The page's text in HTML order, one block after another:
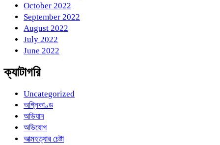
October 2022
September 2022
August 2022
July 2022
June 2022
ক্যাটাগরি
Uncategorized
অগ্নিকাণ্ড
অভিযান
অভিযোগ
আত্মহত্যার চেষ্টা